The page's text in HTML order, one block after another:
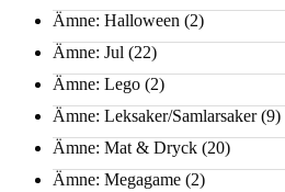
Ämne: Halloween (2)
Ämne: Jul (22)
Ämne: Lego (2)
Ämne: Leksaker/Samlarsaker(9)
Ämne: Mat & Dryck (20)
Ämne: Megagame (2)